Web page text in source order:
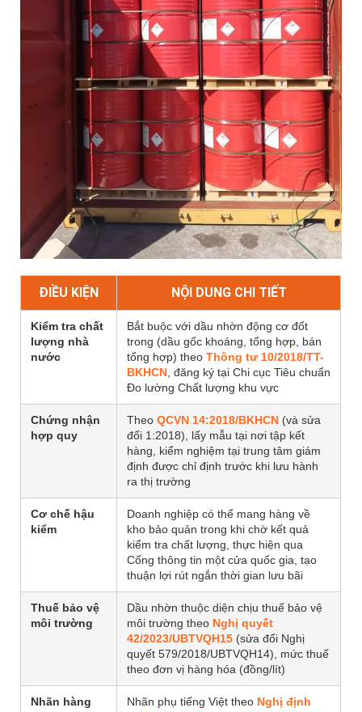
ĐIỀU KIỆN NỘI DUNG CHI TIẾT
Kiểm tra chất
lượng nhà
nước
Bắt buộc với dầu nhờn động cơ đốt
trong (dầu gốc khoáng, tổng hợp, bán
tổng hợp) theo Thông tư 10/2018/TT-
BKHCN , đăng ký tại Chi cục Tiêu chuẩn
Đo lường Chất lượng khu vực
Chứng nhận
hợp quy
Theo QCVN 14:2018/BKHCN (và sửa
đổi 1:2018), lấy mẫu tại nơi tập kết
hàng, kiểm nghiệm tại trung tâm giám
định được chỉ định trước khi lưu hành
ra thị trường
Cơ chế hậu
kiểm
Doanh nghiệp có thể mang hàng về
kho bảo quản trong khi chờ kết quả
kiểm tra chất lượng, thực hiện qua
Cổng thông tin một cửa quốc gia, tạo
thuận lợi rút ngắn thời gian lưu bãi
Thuế bảo vệ
môi trường
Dầu nhờn thuộc diện chịu thuế bảo vệ
môi trường theo Nghị quyết
42/2023/UBTVQH15 (sửa đổi Nghị
quyết 579/2018/UBTVQH14), mức thuế
theo đơn vị hàng hóa (đồng/lít)
Nhãn hàng
Nhãn phụ tiếng Việt theo Nghị định